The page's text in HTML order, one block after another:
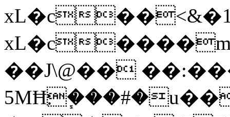
xL�c
xL�c
��J\@��
5MĦ׃�֧��#�u���ή��h�����9���yf]�/